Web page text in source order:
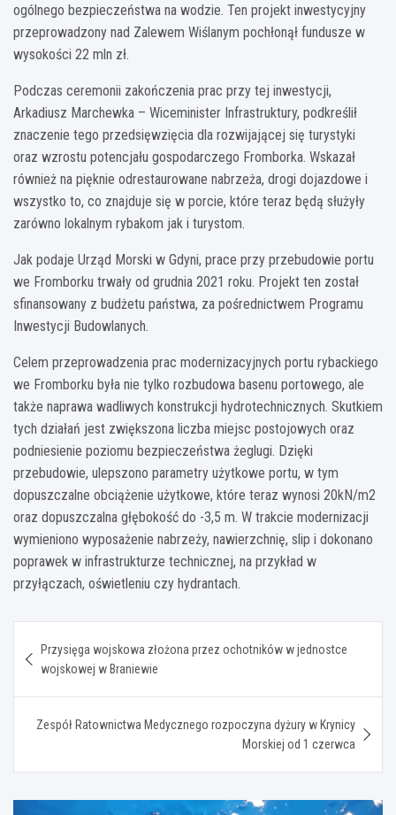
ogólnego bezpieczeństwa na wodzie. Ten projekt inwestycyjny
przeprowadzony nad Zalewem Wiślanym pochłonął fundusze w
wysokości 22 mln zł.
Podczas ceremonii zakończenia prac przy tej inwestycji,
Arkadiusz Marchewka – Wiceminister Infrastruktury, podkreślił
znaczenie tego przedsięwzięcia dla rozwijającej się turystyki
oraz wzrostu potencjału gospodarczego Fromborka. Wskazał
również na pięknie odrestaurowane nabrzeża, drogi dojazdowe i
wszystko to, co znajduje się w porcie, które teraz będą służyły
zarówno lokalnym rybakom jak i turystom.
Jak podaje Urząd Morski w Gdyni, prace przy przebudowie portu
we Fromborku trwały od grudnia 2021 roku. Projekt ten został
sfinansowany z budżetu państwa, za pośrednictwem Programu
Inwestycji Budowlanych.
Celem przeprowadzenia prac modernizacyjnych portu rybackiego
we Fromborku była nie tylko rozbudowa basenu portowego, ale
także naprawa wadliwych konstrukcji hydrotechnicznych. Skutkiem
tych działań jest zwiększona liczba miejsc postojowych oraz
podniesienie poziomu bezpieczeństwa żeglugi. Dzięki
przebudowie, ulepszono parametry użytkowe portu, w tym
dopuszczalne obciążenie użytkowe, które teraz wynosi 20kN/m2
oraz dopuszczalna głębokość do -3,5 m. W trakcie modernizacji
wymieniono wyposażenie nabrzeży, nawierzchnię, slip i dokonano
poprawek w infrastrukturze technicznej, na przykład w
przyłączach, oświetleniu czy hydrantach.
wpisu
Przysięga wojskowa złożona przez ochotników w jednostce
wojskowej w Braniewie
Zespół Ratownictwa Medycznego rozpoczyna dyżury w Krynicy
Morskiej od 1 czerwca